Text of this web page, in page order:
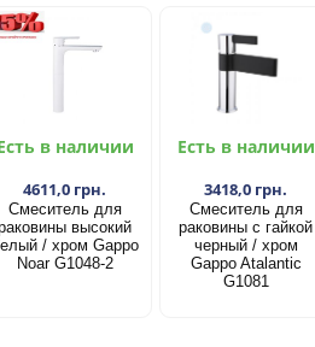
в наличии
4611,0 грн.
Смеситель для
высокий
/ хром Gappo
Noar G1048-2
Есть в наличии
3418,0 грн.
Смеситель для
раковины с гайкой
черный / хром
Gappo Atalantic
G1081